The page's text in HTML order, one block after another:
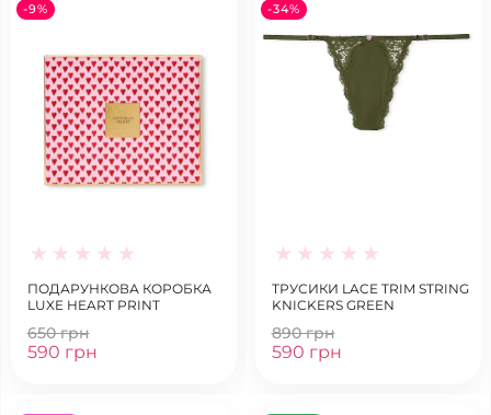
-9%
ПОДАРУНКОВА КОРОБКА
LUXE HEART PRINT
650 грн
590 грн
-34%
ТРУСИКИ LACE TRIM STRING
KNICKERS GREEN
890 грн
590 грн